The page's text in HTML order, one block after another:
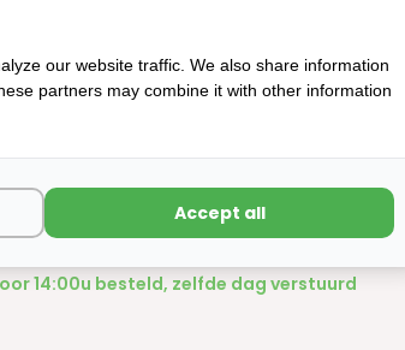
46 Kunststof Zwart
14:00u besteld, zelfde dag verstuurd
our website traffic. We also share information
partners may combine it with other information
Accept all